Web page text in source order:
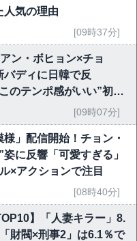
人気の理由
[09時37分]
ン・ボヒョン×チョ
バディに日韓で反
のテンポ感がいい”初回
[09時07分]
」配信開始！チョン・
に反響「可愛すぎる」
×アクションで注目
[08時40分]
】「人妻キラー」8.
財閥×刑事2」は6.1％で